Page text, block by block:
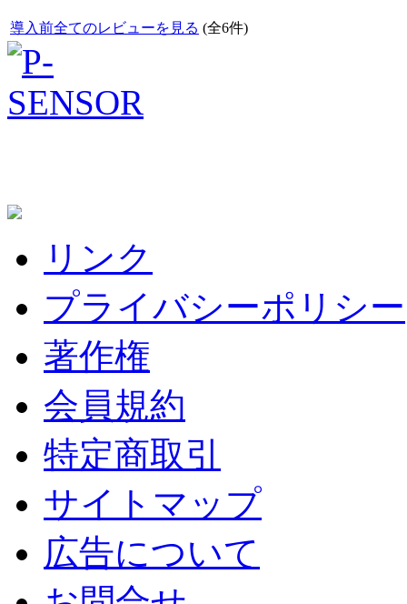
導入前全てのレビューを見る (全6件)
リンク
プライバシーポリシー
著作権
会員規約
特定商取引
サイトマップ
広告について